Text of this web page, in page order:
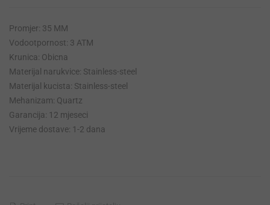
Promjer: 35 MM
Vodootpornost: 3 ATM
Krunica: Obicna
Materijal narukvice: Stainless-steel
Materijal kucista: Stainless-steel
Mehanizam: Quartz
Garancija: 12 mjeseci
Vrijeme dostave: 1-2 dana